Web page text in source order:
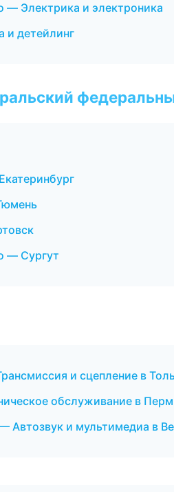
— Электрика и электроника
и детейлинг
— Сургут
и сцепление в
обслуживание в
Автозвук и мультимедиа в